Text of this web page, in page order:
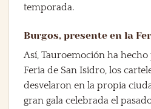
temporada.
Burgos, presente en la
Así, Tauroemoción ha hecho
Feria de San Isidro, los
desvelaron en la propia
gran gala celebrada el